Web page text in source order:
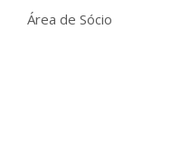
Área de Sócio